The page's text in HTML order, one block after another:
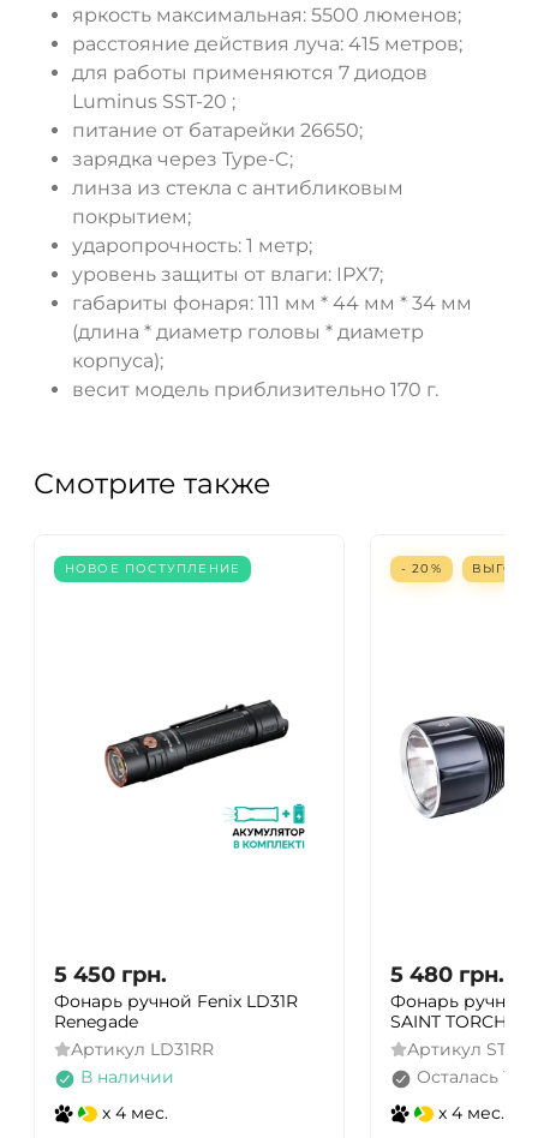
яркость максимальная: 5500 люменов;
расстояние действия луча: 415 метров;
для работы применяются 7 диодов
Luminus SST-20 ;
питание от батарейки 26650;
зарядка через Type-C;
линза из стекла с антибликовым
покрытием;
ударопрочность: 1 метр;
уровень защиты от влаги: IPX7;
габариты фонаря: 111 мм * 44 мм * 34 мм
(длина * диаметр головы * диаметр
корпуса);
весит модель приблизительно 170 г.
Смотрите также
НОВОЕ ПОСТУПЛЕНИЕ
5 450 грн.
Фонарь ручной Fenix ​​LD31R
Renegade
Артикул LD31RR
В наличии
x 4 мес.
- 20%
5 480 грн.
Фонарь ручной
SAINT TORCH
Артикул ST11
Осталась 1
x 4 мес.